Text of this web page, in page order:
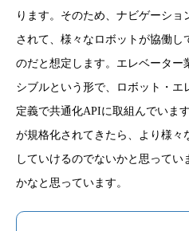
ります。そのため、ナビゲーシ
されて、様々なロボットが協働し
のだと想定します。エレベーター
シブルという形で、ロボット・エ
定義で共通化APIに取組んでいま
が規格化されてきたら、より様々
していけるのでないかと思って
かなと思っています。